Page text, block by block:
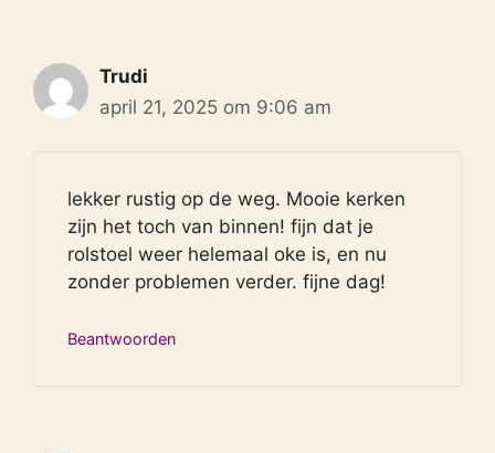
Trudi
april 21, 2025 om 9:06 am
lekker rustig op de weg. Mooie kerken
zijn het toch van binnen! fijn dat je
rolstoel weer helemaal oke is, en nu
zonder problemen verder. fijne dag!
Beantwoorden